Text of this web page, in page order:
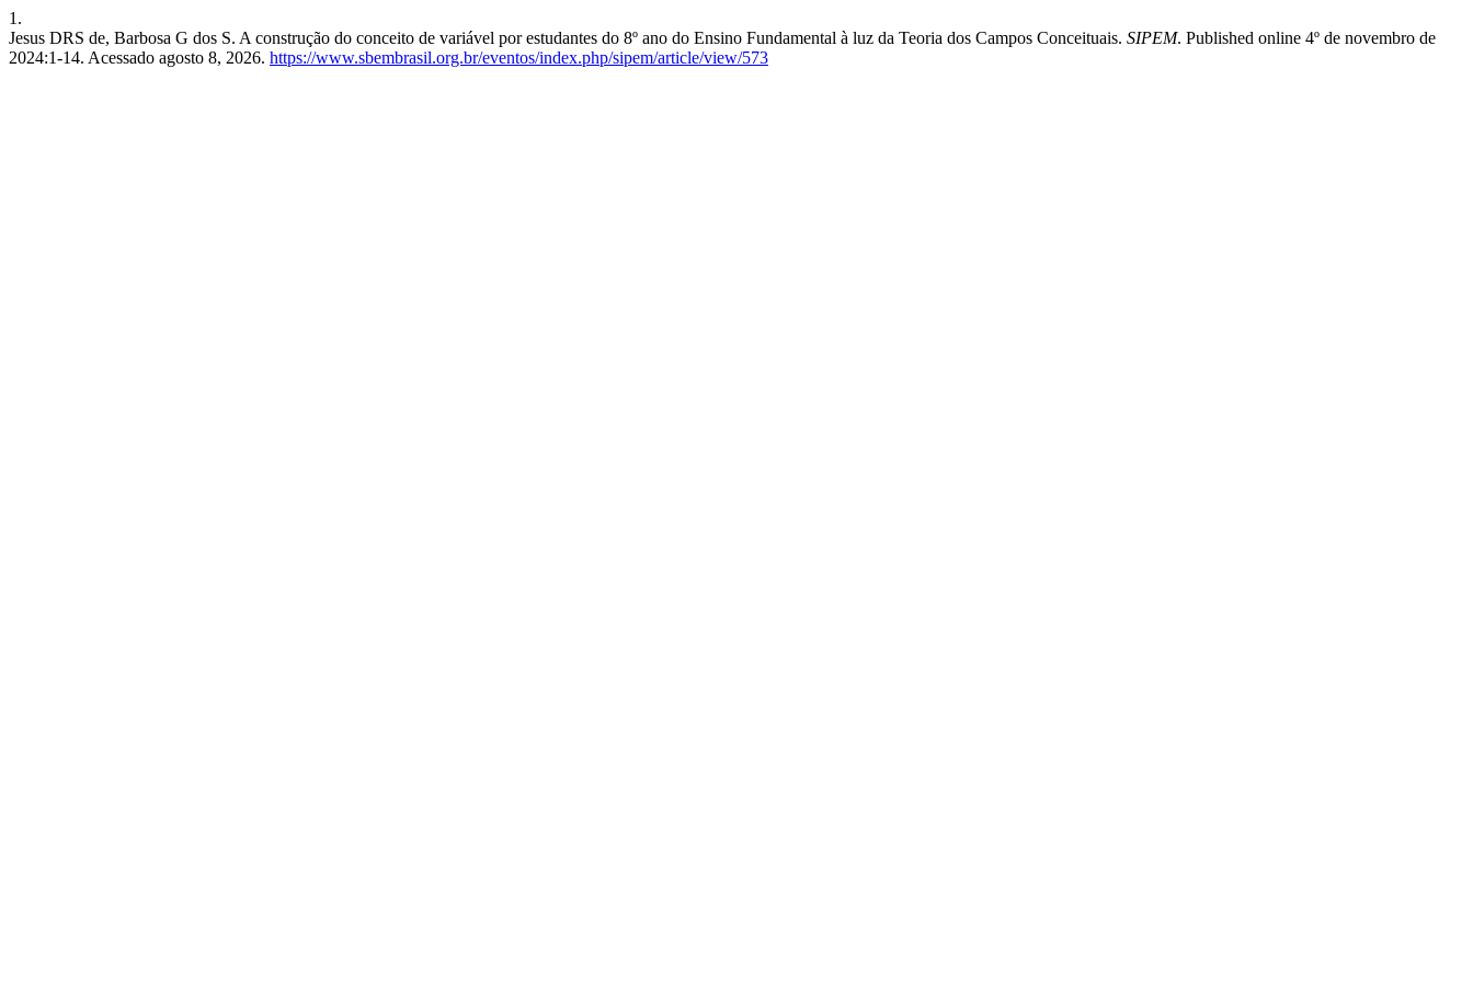
1.
Jesus DRS de, Barbosa G dos S. A construção do conceito de variável por estudantes do 8º ano do Ensino Fundamental à luz da Teoria dos Campos Conceituais. SIPEM. Published online 4º de novembro de
2024:1-14. Acessado agosto 8, 2026. https://www.sbembrasil.org.br/eventos/index.php/sipem/article/view/573